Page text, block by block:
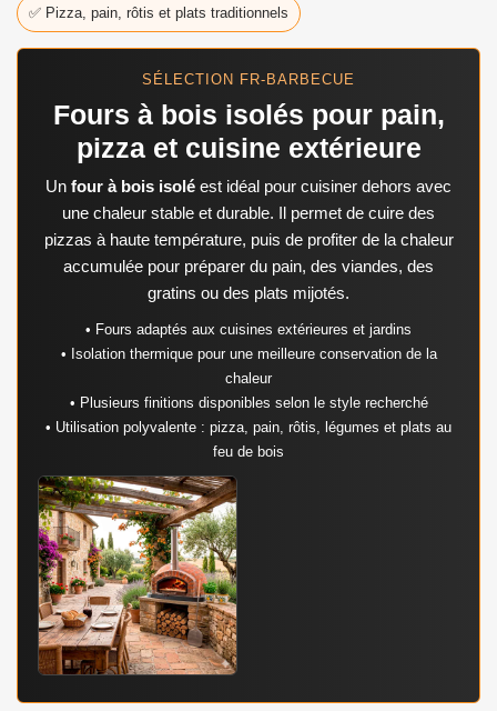
✅ Pizza, pain, rôtis et plats traditionnels
SÉLECTION FR-BARBECUE
Fours à bois isolés pour pain,
pizza et cuisine extérieure
Un four à bois isolé est idéal pour cuisiner dehors avec
une chaleur stable et durable. Il permet de cuire des
pizzas à haute température, puis de profiter de la chaleur
accumulée pour préparer du pain, des viandes, des
gratins ou des plats mijotés.
• Fours adaptés aux cuisines extérieures et jardins
• Isolation thermique pour une meilleure conservation de la
chaleur
• Plusieurs finitions disponibles selon le style recherché
• Utilisation polyvalente : pizza, pain, rôtis, légumes et plats au
feu de bois